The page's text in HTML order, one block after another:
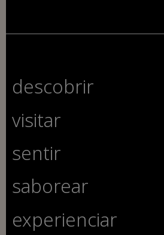
descobrir
visitar
sentir
saborear
experienciar